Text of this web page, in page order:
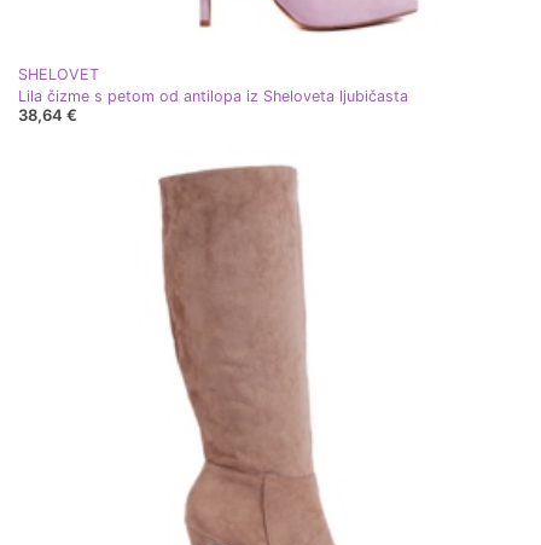
SHELOVET
Lila čizme s petom od antilopa iz Sheloveta ljubičasta
38,64 €